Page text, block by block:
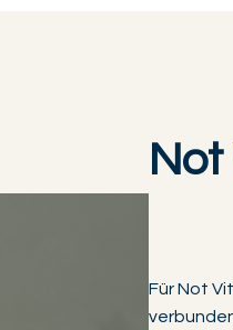
Not
Für Not